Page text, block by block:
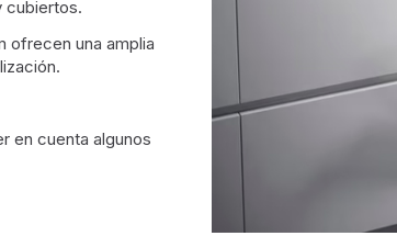
cubiertos.
ofrecen una amplia
en cuenta algunos